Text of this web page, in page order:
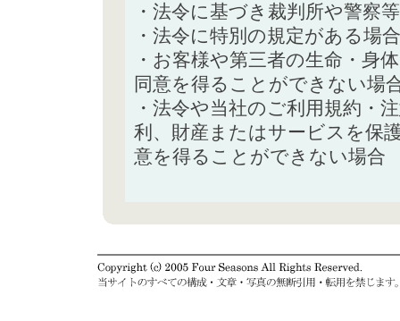
・法令に基づき裁判所や警察
・法令に特別の規定がある場合
・お客様や第三者の生命・身
同意を得ることができない場
・法令や当社のご利用規約・
利、財産またはサービスを保
意を得ることができない場合